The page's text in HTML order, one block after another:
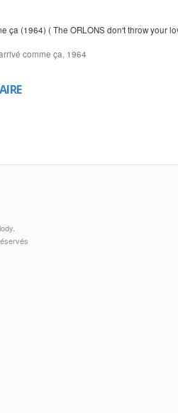
ça (1964) ( The ORLONS don't throw your
comme ça, 1964